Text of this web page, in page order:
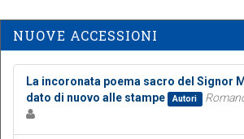
NUOVE ACCESSIONI
La incoronata poema sacro del Signor
dato di nuovo alle stampe
Autori